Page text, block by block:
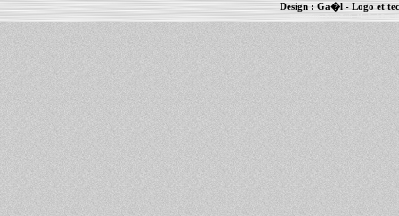
Design : Ga�l- Logo et